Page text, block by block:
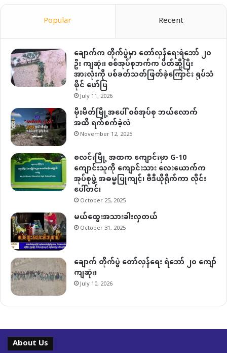
Popular Recent
ချောက်က တိုက်ပွဲမှာ တော်လှန်ရေးရဲဘော် ၂၀
ဦး ကျဆုံး၊ စစ်အုပ်စုဘက်က ပိတ်ဆို့ပြီး
အားလုံးကို ပစ်ခတ်သတ်ဖြတ်ခဲ့ကြောင်း ရုပ်သံ
ဖိုင် ဖော်ပြ
July 11, 2026
မိုးမိတ်မြို့အပေါ် စစ်အုပ်စု ဘယ်လောက်
အထိ ရက်စက်ခဲ့လဲ
November 12, 2025
စလင်းမြို့ အထက ကျောင်းမှာ G-10
ကျောင်းသူကို ကျောင်းသား လေးယောက်က
အုပ်စုဖွဲ့ အဓမ္မပြုကျင့်၊ ဗီဒီယိုရိုက်ကာ လိုင်း
ပေါ်တင်၊
October 25, 2025
မယ်ထွေးအသားခါးလှတယ်
October 31, 2025
ချောက် တိုက်ပွဲ တော်လှန်ရေး ရဲဘော် ၂၀ ကျော်
ကျဆုံး၊
July 10, 2026
About Us